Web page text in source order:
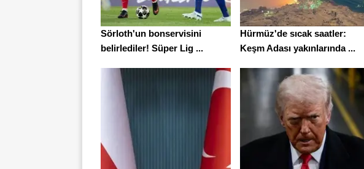
Sörloth'un bonservisini
belirlediler! Süper Lig ...
Hürmüz'de sıcak saatler:
Keşm Adası yakınlarında ...